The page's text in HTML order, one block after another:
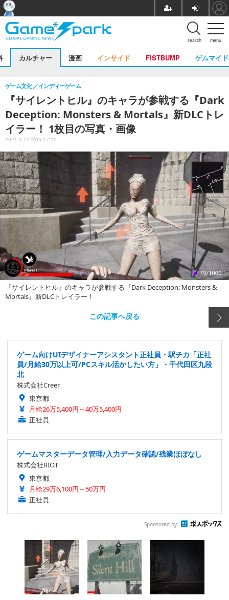
menu
search
カルチャー 漫画 インサイド FISTBUMP ゲムマイド
『サイレントヒル』のキャラが参戦する『Dark
Deception: Monsters & Mortals』新DLCトレ
イラー！ 1枚目の写真・画像
ゲーム文化 インディーゲーム
2021.3.22 Mon 17:10
『サイレントヒル』のキャラが参戦する『Dark Deception: Monsters &
Mortals』新DLCトレイラー！
この記事へ戻る
ゲーム向けUIデザイナーアシスタント正社員・駅チカ「正社
員/月給30万以上可/PCスキル活かしたい方」・千代田区九段
北
株式会社Creer
東京都
月給26万5,400円～40万5,400円
正社員
ゲームマスターデータ管理/入力データ確認/残業ほぼなし
株式会社RIOT
東京都
月給29万6,100円～50万円
正社員
Sponsored by